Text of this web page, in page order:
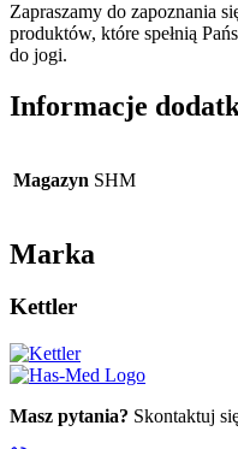
Zapraszamy do zapoznania
produktów, które spełnią
do jogi.
Informacje
Magazyn SHM
Marka
Kettler
Masz pytania? Skontaktuj